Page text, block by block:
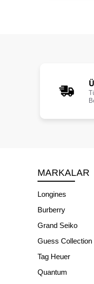
MARKALAR
Longines
Burberry
Grand Seiko
Guess Collection
Tag Heuer
Quantum